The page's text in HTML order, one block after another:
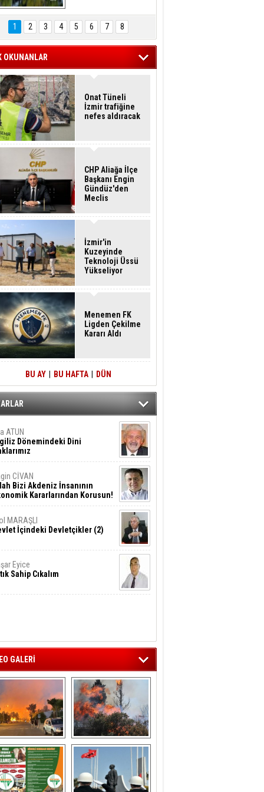
Hasan Eser'in
Objektifinden
1 2 3 4 5 6 7 8
OKUNANLAR
Onat Tüneli
İzmir trafiğine
nefes aldıracak
CHP Aliağa İlçe
Başkanı Engin
Gündüz'den
Meclis
Çağrısı
İzmir'in
Kuzeyinde
Teknoloji Üssü
Yükseliyor
Menemen FK
Ligden Çekilme
Kararı Aldı
BU AY BU HAFTA DÜN
ATUN
Dönemindeki Dini
CİVAN
Bizi Akdeniz İnsanının
Kararlarından Korusun!
MARAŞLI
İçindeki Devletçikler (2)
Eyice
Sahip Cıkalım
GALERİ
‘da  otluk
alanda çıkan
yangın evlere
sıçramadan
söndürüldü
Aliağa'nın Ciğerleri